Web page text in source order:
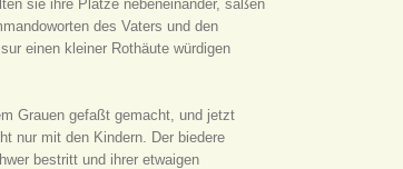
sie ihre Plätze nebeneinander, saßen
des Vaters und den
einen kleiner Rothäute würdigen
Grauen gefaßt gemacht, und jetzt
nur mit den Kindern. Der biedere
bestritt und ihrer etwaigen